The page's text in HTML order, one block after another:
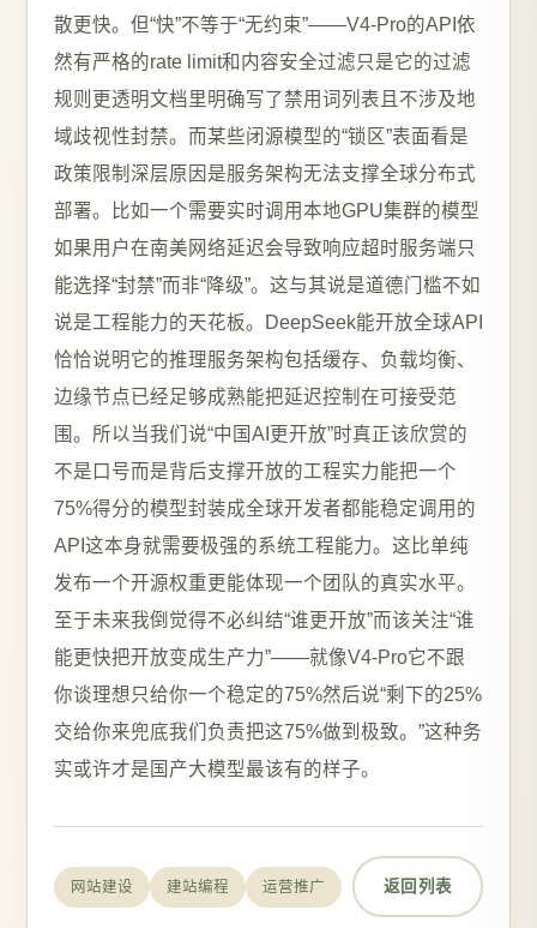
散更快。但“快”不等于“无约束”——V4-Pro的API依
然有严格的rate limit和内容安全过滤只是它的过滤
规则更透明文档里明确写了禁用词列表且不涉及地
域歧视性封禁。而某些闭源模型的“锁区”表面看是
政策限制深层原因是服务架构无法支撑全球分布式
部署。比如一个需要实时调用本地GPU集群的模型
如果用户在南美网络延迟会导致响应超时服务端只
能选择“封禁”而非“降级”。这与其说是道德门槛不如
说是工程能力的天花板。DeepSeek能开放全球API
恰恰说明它的推理服务架构包括缓存、负载均衡、
边缘节点已经足够成熟能把延迟控制在可接受范
围。所以当我们说“中国AI更开放”时真正该欣赏的
不是口号而是背后支撑开放的工程实力能把一个
75%得分的模型封装成全球开发者都能稳定调用的
API这本身就需要极强的系统工程能力。这比单纯
发布一个开源权重更能体现一个团队的真实水平。
至于未来我倒觉得不必纠结“谁更开放”而该关注“谁
能更快把开放变成生产力”——就像V4-Pro它不跟
你谈理想只给你一个稳定的75%然后说“剩下的25%
交给你来兜底我们负责把这75%做到极致。”这种务
实或许才是国产大模型最该有的样子。
网站建设 建站编程 运营推广 返回列表